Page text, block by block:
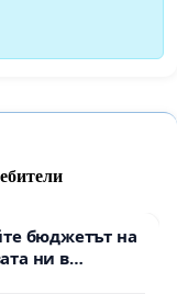
бюджетът на
ни в